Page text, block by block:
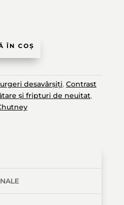
ÎN COȘ
desavârșiți, Contrast
și fripturi de neuitat,